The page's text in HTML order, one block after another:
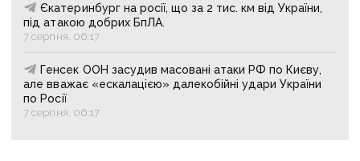
Єкатеринбург на росії, що за 2 тис. км від України,
під атакою добрих БпЛА.
7 серпня, 06:17
Генсек ООН засудив масовані атаки РФ по Києву,
але вважає «ескалацією» далекобійні удари України
по Росії
7 серпня, 06:17